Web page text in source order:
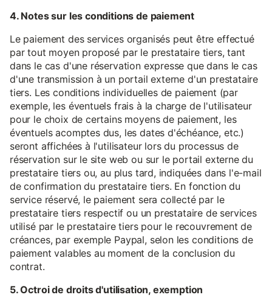
4. Notes sur les conditions de paiement
Le paiement des services organisés peut être effectué
par tout moyen proposé par le prestataire tiers, tant
dans le cas d'une réservation expresse que dans le cas
d'une transmission à un portail externe d'un prestataire
tiers. Les conditions individuelles de paiement (par
exemple, les éventuels frais à la charge de l'utilisateur
pour le choix de certains moyens de paiement, les
éventuels acomptes dus, les dates d'échéance, etc.)
seront affichées à l'utilisateur lors du processus de
réservation sur le site web ou sur le portail externe du
prestataire tiers ou, au plus tard, indiquées dans l'e-mail
de confirmation du prestataire tiers. En fonction du
service réservé, le paiement sera collecté par le
prestataire tiers respectif ou un prestataire de services
utilisé par le prestataire tiers pour le recouvrement de
créances, par exemple Paypal, selon les conditions de
paiement valables au moment de la conclusion du
contrat.
5. Octroi de droits d'utilisation, exemption